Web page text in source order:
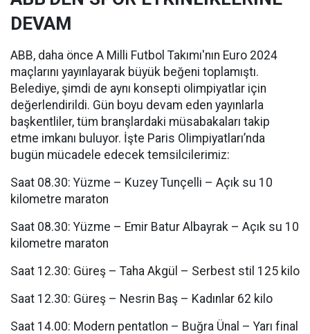
DEVAM
ABB, daha önce A Milli Futbol Takımı'nın Euro 2024
maçlarını yayınlayarak büyük beğeni toplamıştı.
Belediye, şimdi de aynı konsepti olimpiyatlar için
değerlendirildi. Gün boyu devam eden yayınlarla
başkentliler, tüm branşlardaki müsabakaları takip
etme imkanı buluyor. İşte Paris Olimpiyatları’nda
bugün mücadele edecek temsilcilerimiz:
Saat 08.30: Yüzme – Kuzey Tunçelli – Açık su 10
kilometre maraton
Saat 08.30: Yüzme – Emir Batur Albayrak – Açık su 10
kilometre maraton
Saat 12.30: Güreş – Taha Akgül – Serbest stil 125 kilo
Saat 12.30: Güreş – Nesrin Baş – Kadınlar 62 kilo
Saat 14.00: Modern pentatlon – Buğra Ünal – Yarı final